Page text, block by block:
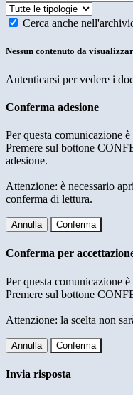
Cerca anche
Nessun contenuto da
Autenticarsi per vedere i
Conferma adesione
Per questa comunicazione
Premere sul bottone
adesione.
Attenzione: è necessario
conferma di lettura.
Annulla Conferma
Conferma per
Per questa comunicazione
Premere sul bottone
Attenzione: la scelta non
Annulla Conferma
Invia risposta